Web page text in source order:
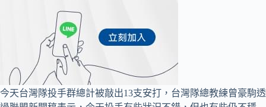
今天台灣隊投手群總計被敲出13支安打，台灣隊總教練曾豪駒透